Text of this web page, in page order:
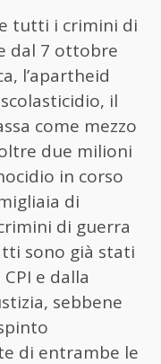
tutti i crimini di
dal 7 ottobre
l’apartheid
il
come mezzo
due milioni
in corso
di
di guerra
sono già stati
e dalla
sebbene
di entrambe le